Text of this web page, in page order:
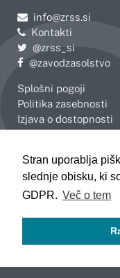
Stran uporablja
slednje obisku, ki
GDPR. Več o tem
Pošljite e-mail na
info@zrss.si
Kontakti
Pojdite na Twitter:
@zrss_si
Pojdite na Facebook:
@zavodzasolstvo
Splošni pogoji
Politika zasebnosti
Izjava o dostopnosti
Celje
Koper
Kranj